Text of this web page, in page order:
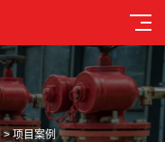
> 项目案例